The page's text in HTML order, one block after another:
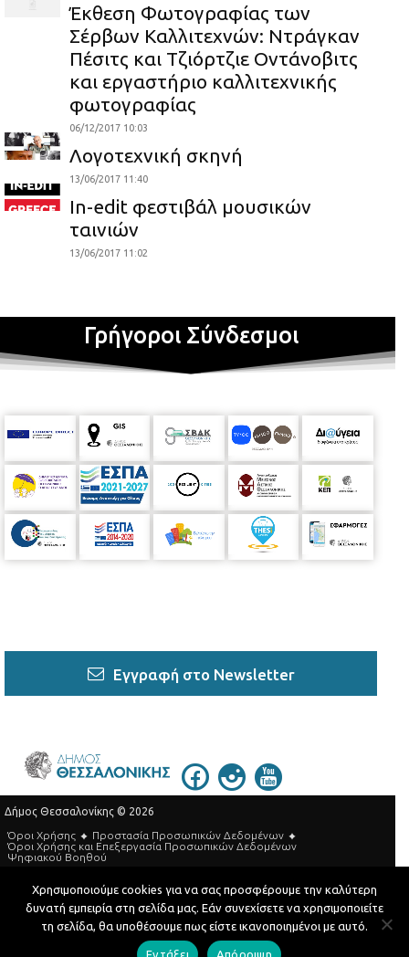
Έκθεση Φωτογραφίας των
Σέρβων Καλλιτεχνών: Ντράγκαν
Πέσιτς και Τζιόρτζιε Οντάνοβιτς
και εργαστήριο καλλιτεχνικής
φωτογραφίας
06/12/2017 10:03
Λογοτεχνική σκηνή
13/06/2017 11:40
In-edit φεστιβάλ μουσικών
ταινιών
13/06/2017 11:02
Γρήγοροι Σύνδεσμοι
Εγγραφή στο Newsletter
Δήμος Θεσσαλονίκης © 2026
Όροι Χρήσης
Προστασία Προσωπικών Δεδομένων
Όροι Xρήσης και Eπεξεργασία Προσωπικών Δεδομένων
Ψηφιακού Βοηθού
Τηλεφωνικός Κατάλογος
Developed by MyCompany Projects
Χρησιμοποιούμε cookies για να σας προσφέρουμε την καλύτερη
δυνατή εμπειρία στη σελίδα μας. Εάν συνεχίσετε να χρησιμοποιείτε
τη σελίδα, θα υποθέσουμε πως είστε ικανοποιημένοι με αυτό.
Εντάξει Απόρριψη